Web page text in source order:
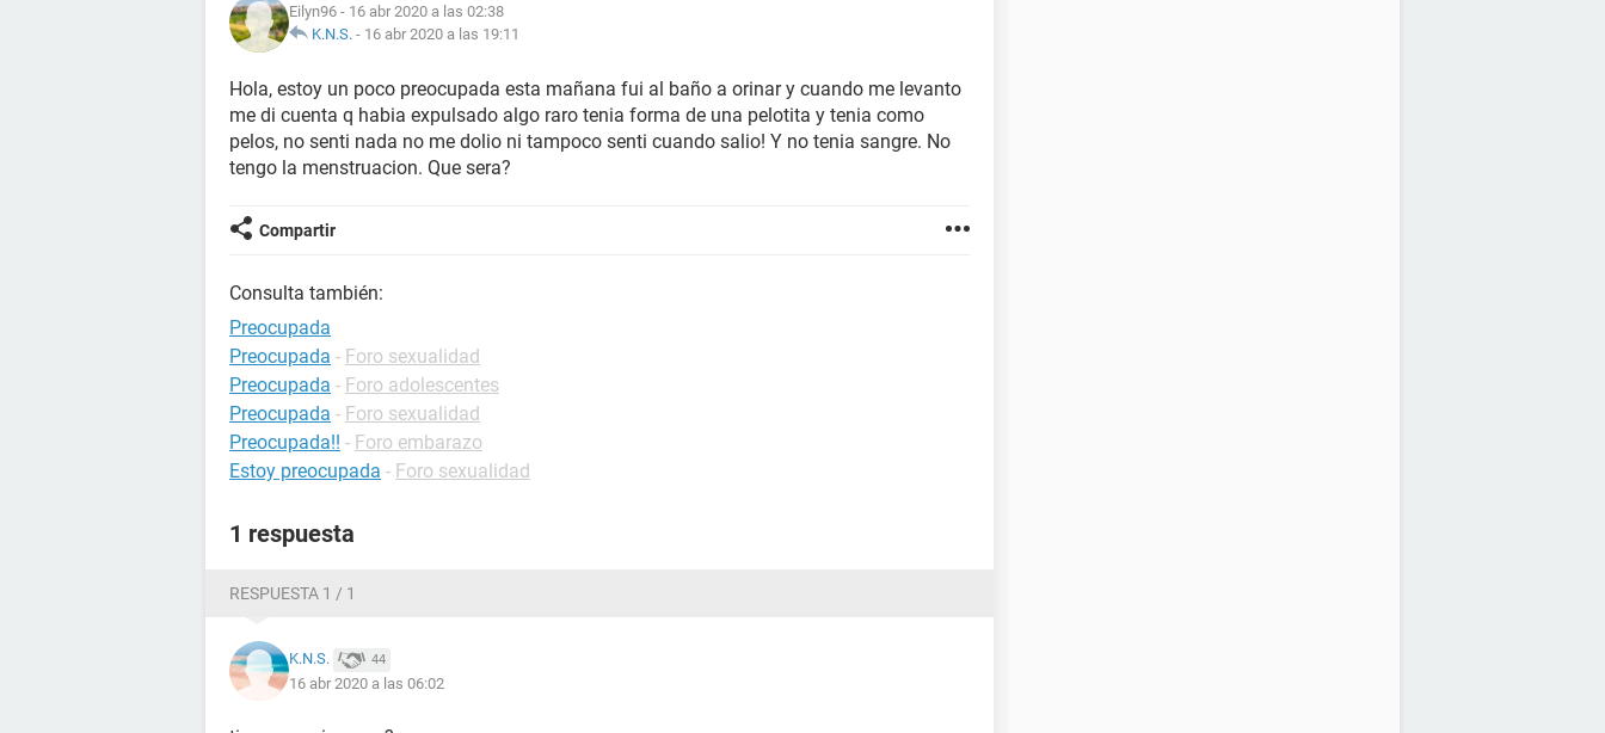
Eilyn96 - 16 abr 2020 a las 02:38
K.N.S. - 16 abr 2020 a las 19:11
Hola, estoy un poco preocupada esta mañana fui al baño a orinar y cuando me levanto
me di cuenta q habia expulsado algo raro tenia forma de una pelotita y tenia como
pelos, no senti nada no me dolio ni tampoco senti cuando salio! Y no tenia sangre. No
tengo la menstruacion. Que sera?
Compartir
Consulta también:
Preocupada
Preocupada - Foro sexualidad
Preocupada - Foro adolescentes
Preocupada - Foro sexualidad
Preocupada!! - Foro embarazo
Estoy preocupada - Foro sexualidad
1 respuesta
RESPUESTA 1 / 1
K.N.S. 44
16 abr 2020 a las 06:02